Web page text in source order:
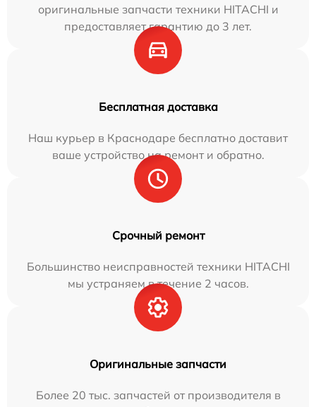
оригинальные запчасти техники HITACHI и
предоставляет гарантию до 3 лет.
Бесплатная доставка
Наш курьер в Краснодаре бесплатно доставит
ваше устройство на ремонт и обратно.
Срочный ремонт
Большинство неисправностей техники HITACHI
мы устраняем в течение 2 часов.
Оригинальные запчасти
Более 20 тыс. запчастей от производителя в